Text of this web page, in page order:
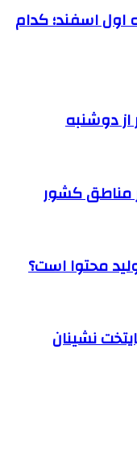
اسفند؛ کدام
دوشنبه
مناطق کشور
محتوا است؟
نشینان